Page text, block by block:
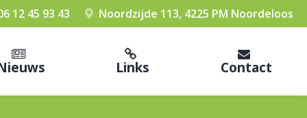
12 45 93 43 Noordzijde 113, 4225 PM Noordeloos
Links Contact